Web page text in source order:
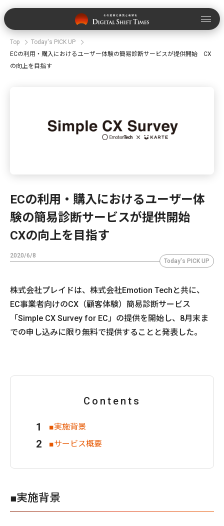
Top
Today's PICK UP
ECの利用・購入におけるユーザー体験の簡易診断サービスが提供開始 CX
の向上を目指す
ECの利用・購入におけるユーザー体
験の簡易診断サービスが提供開始
CXの向上を目指す
2020/6/8
Today's PICK UP
株式会社プレイドは、株式会社Emotion Techと共に、
EC事業者向けのCX（顧客体験）簡易診断サービス
「Simple CX Survey for EC」の提供を開始し、8月末ま
での申し込みに限り無料で提供することと発表した。
Contents
■実施背景
■サービス概要
■実施背景